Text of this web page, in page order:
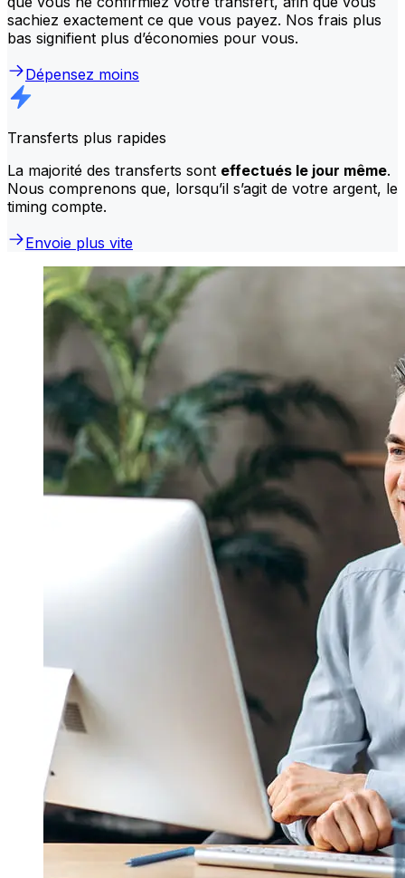
sachiez exactement ce que vous payez. Nos frais plus
bas signifient plus d’économies pour vous.
Dépensez moins
Transferts plus rapides
La majorité des transferts sont effectués le jour même.
Nous comprenons que, lorsqu’il s’agit de votre argent, le
timing compte.
Envoie plus vite